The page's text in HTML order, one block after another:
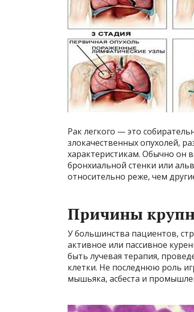
Рак легкого — это
злокачественных опухолей,
характеристикам. Обычно он
бронхиальной стенки или
относительно реже, чем
Причины
У большинства пациентов,
активное или пассивное
быть лучевая терапия,
клетки. Не последнюю роль
мышьяка, асбеста и